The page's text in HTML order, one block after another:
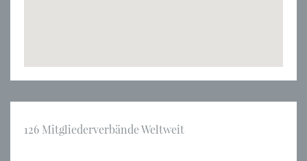
126 Mitgliederverbände Weltweit